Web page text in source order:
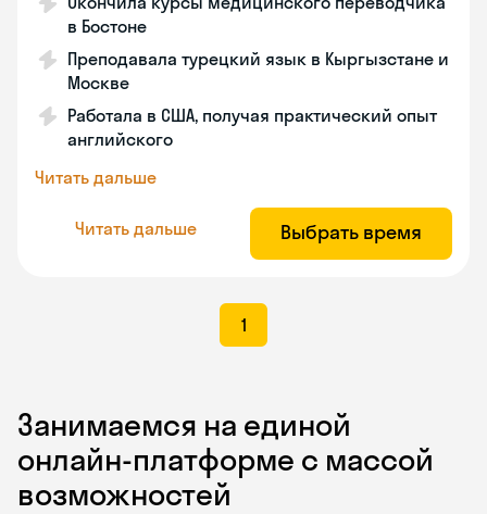
в Бостоне
Преподавала турецкий язык в Кыргызстане и
Москве
Работала в США, получая практический опыт
английского
Читать дальше
Читать дальше Выбрать время
1
Занимаемся на единой
онлайн-платформе с массой
возможностей